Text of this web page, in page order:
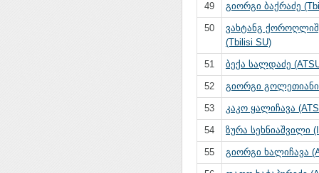
49 გიორგი ბაქრაძე
50
ვახტანგ
(Tbilisi SU)
51 ბექა სალდაძე
52 გიორგი გოლეთიანი
53 კაკო ყალიჩავა
54 ზურა სეხნიაშვილი
55 გიორგი ხალიჩავა